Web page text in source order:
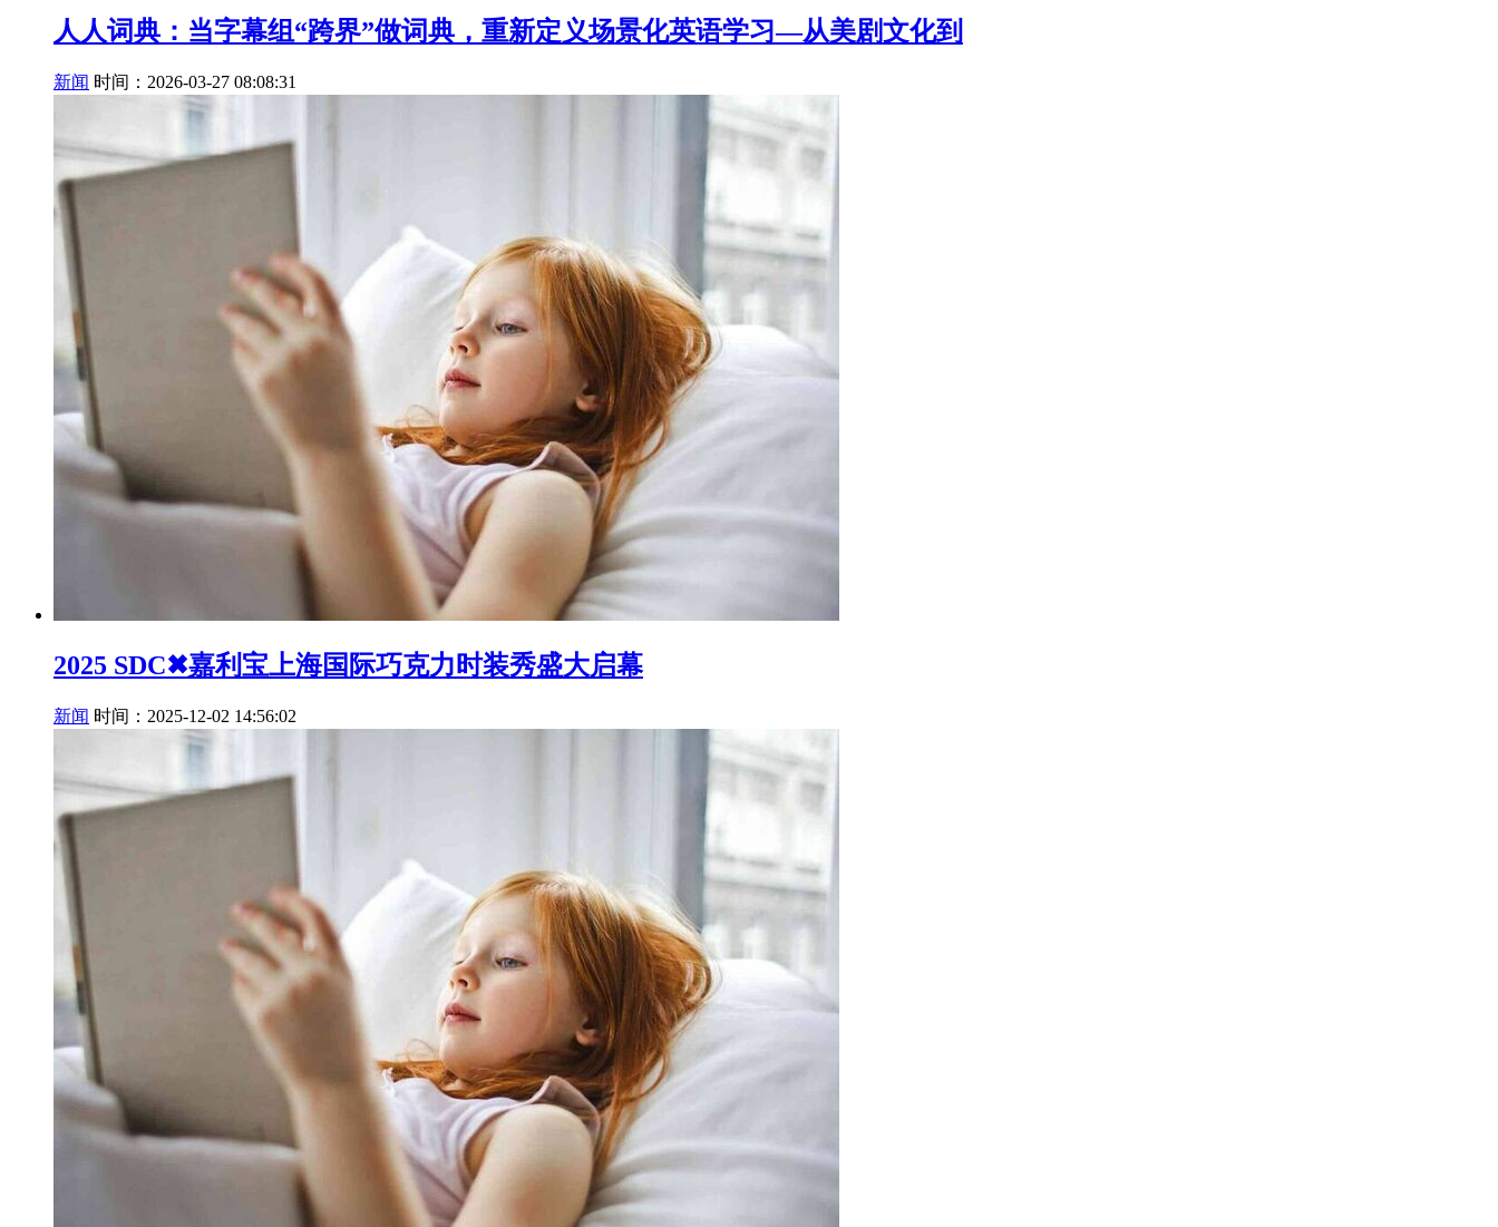
人人词典：当字幕组“跨界”做词典，重新定义场景化英语学习—从美剧文化到
新闻 时间：2026-03-27 08:08:31
2025 SDC✖嘉利宝上海国际巧克力时装秀盛大启幕
新闻 时间：2025-12-02 14:56:02